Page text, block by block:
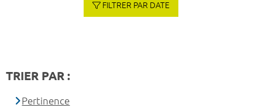
FILTRER PAR DATE
TRIER PAR :
Pertinence